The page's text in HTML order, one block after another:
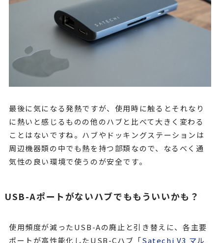
最後に気になる発熱ですが、使用時に触るとそれなり
に熱いと感じるものの他のハブと比べて大きく変わる
ことはないですね。ハブやドッキングステーションは
周辺機器類の中でも熱を持つ部類なので、なるべく通
気性の良い環境で使うのが安全です。
USB-Aポートがないハブでももういいかも？
使用頻度が減ったUSB-Aの廃止と引き替えに、各主要
ポートが高性能化したUSB-Cハブ「Satechi V3 マル